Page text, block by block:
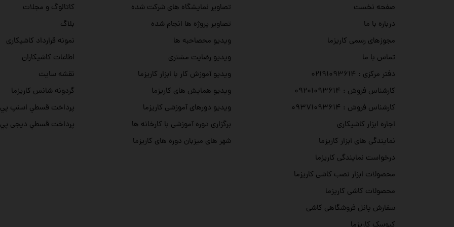
تصاویر نمایشگاه های شرکت شده
تصاویر پروژه ها انجام شده
ویدیو محصاحبه ها
ویدیو رضایت مشتری
ویدیو آموزش کار با ابزار کاریزما
ویدیو همایش های کاریزما
ویدیو دورهای آموزشی کاریزما
برگزاری دوره آموزشی با کارخانه ها
شهر های میزبان دوره های کاریزما
صفحه نخست
درباره با ما
مجوزهای رسمی کاریزما
تماس با ما
دفتر مرکزی : ۰۲۱۹۱۰۹۳۶۱۴
کارشناس فروش : ۰۹۲۰۱۰۹۳۶۱۴
کارشناس فروش : ۰۹۳۷۱۰۹۳۶۱۴
اجاره ابزار کاشیکاری
نمایندگی های ابزار کاریزما
درخواست نمایندگی کاریزما
محصولات ابزار نصب کاشی کاریزما
محصولات کاشی کاریزما
سفارش پانل فروشگاهی کاشی
کاتالوگ و مجلات
بلاگ
نمونه قرارداد کاشیکاری
اطاعات کاشیکاران
نقشه سایت
گردونه شانس کاریزما
پرداخت قسطي اسنپ پي
پرداخت قسطي دیجی پي